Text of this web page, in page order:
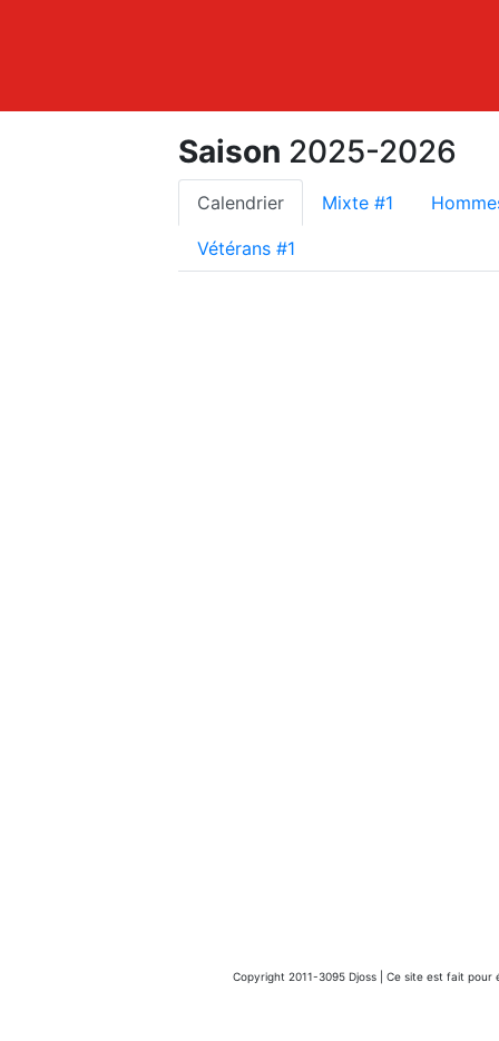
Saison 2025-2026
Calendrier Mixte #1
Vétérans #1
Copyright 2011-3095 Djoss | Ce site est fait